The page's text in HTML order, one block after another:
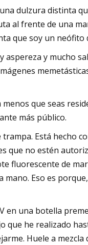
dulzura distinta
al frente de una
que soy un
aspereza y mucho
que seas
más público.
Está hecho
que no estén
fluorescente de
Eso es
en una botella
que he realizado
Huele a